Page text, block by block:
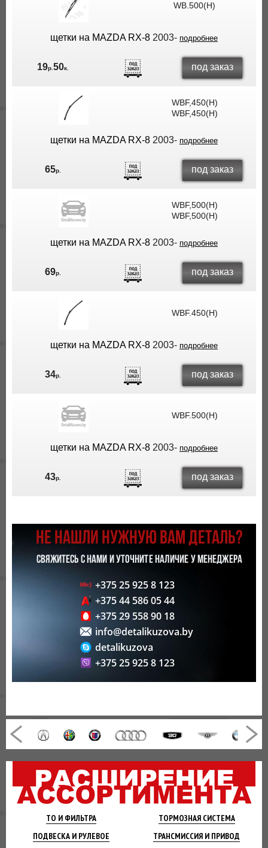
ТО И ФИЛЬТРА ТОРМОЗНАЯСИСТЕМА
ПОДВЕСКА И РУЛЕВОЕ ТРАНСМИССИЯ И ПРИВОД
WB.500(H)
щетки на MAZDA RX-8 2003- подробнее
19р.50к. под заказ
WBF,450(H)
WBF,450(H)
щетки на MAZDA RX-8 2003- подробнее
65р. под заказ
WBF,500(H)
WBF,500(H)
щетки на MAZDA RX-8 2003- подробнее
69р. под заказ
WBF.450(H)
щетки на MAZDA RX-8 2003- подробнее
34р. под заказ
WBF.500(H)
щетки на MAZDA RX-8 2003- подробнее
43р. под заказ
НЕ НАШЛИ НУЖНУЮ ВАМ ДЕТАЛЬ?
СВЯЖИТЕСЬ С НАМИ И УТОЧНИТЕ НАЛИЧИЕ У МЕНЕДЖЕРА
+375 25 925 8 123
+375 44 586 05 44
+375 29 558 90 18
info@detalikuzova.by
detalikuzova
+375 25 925 8 123